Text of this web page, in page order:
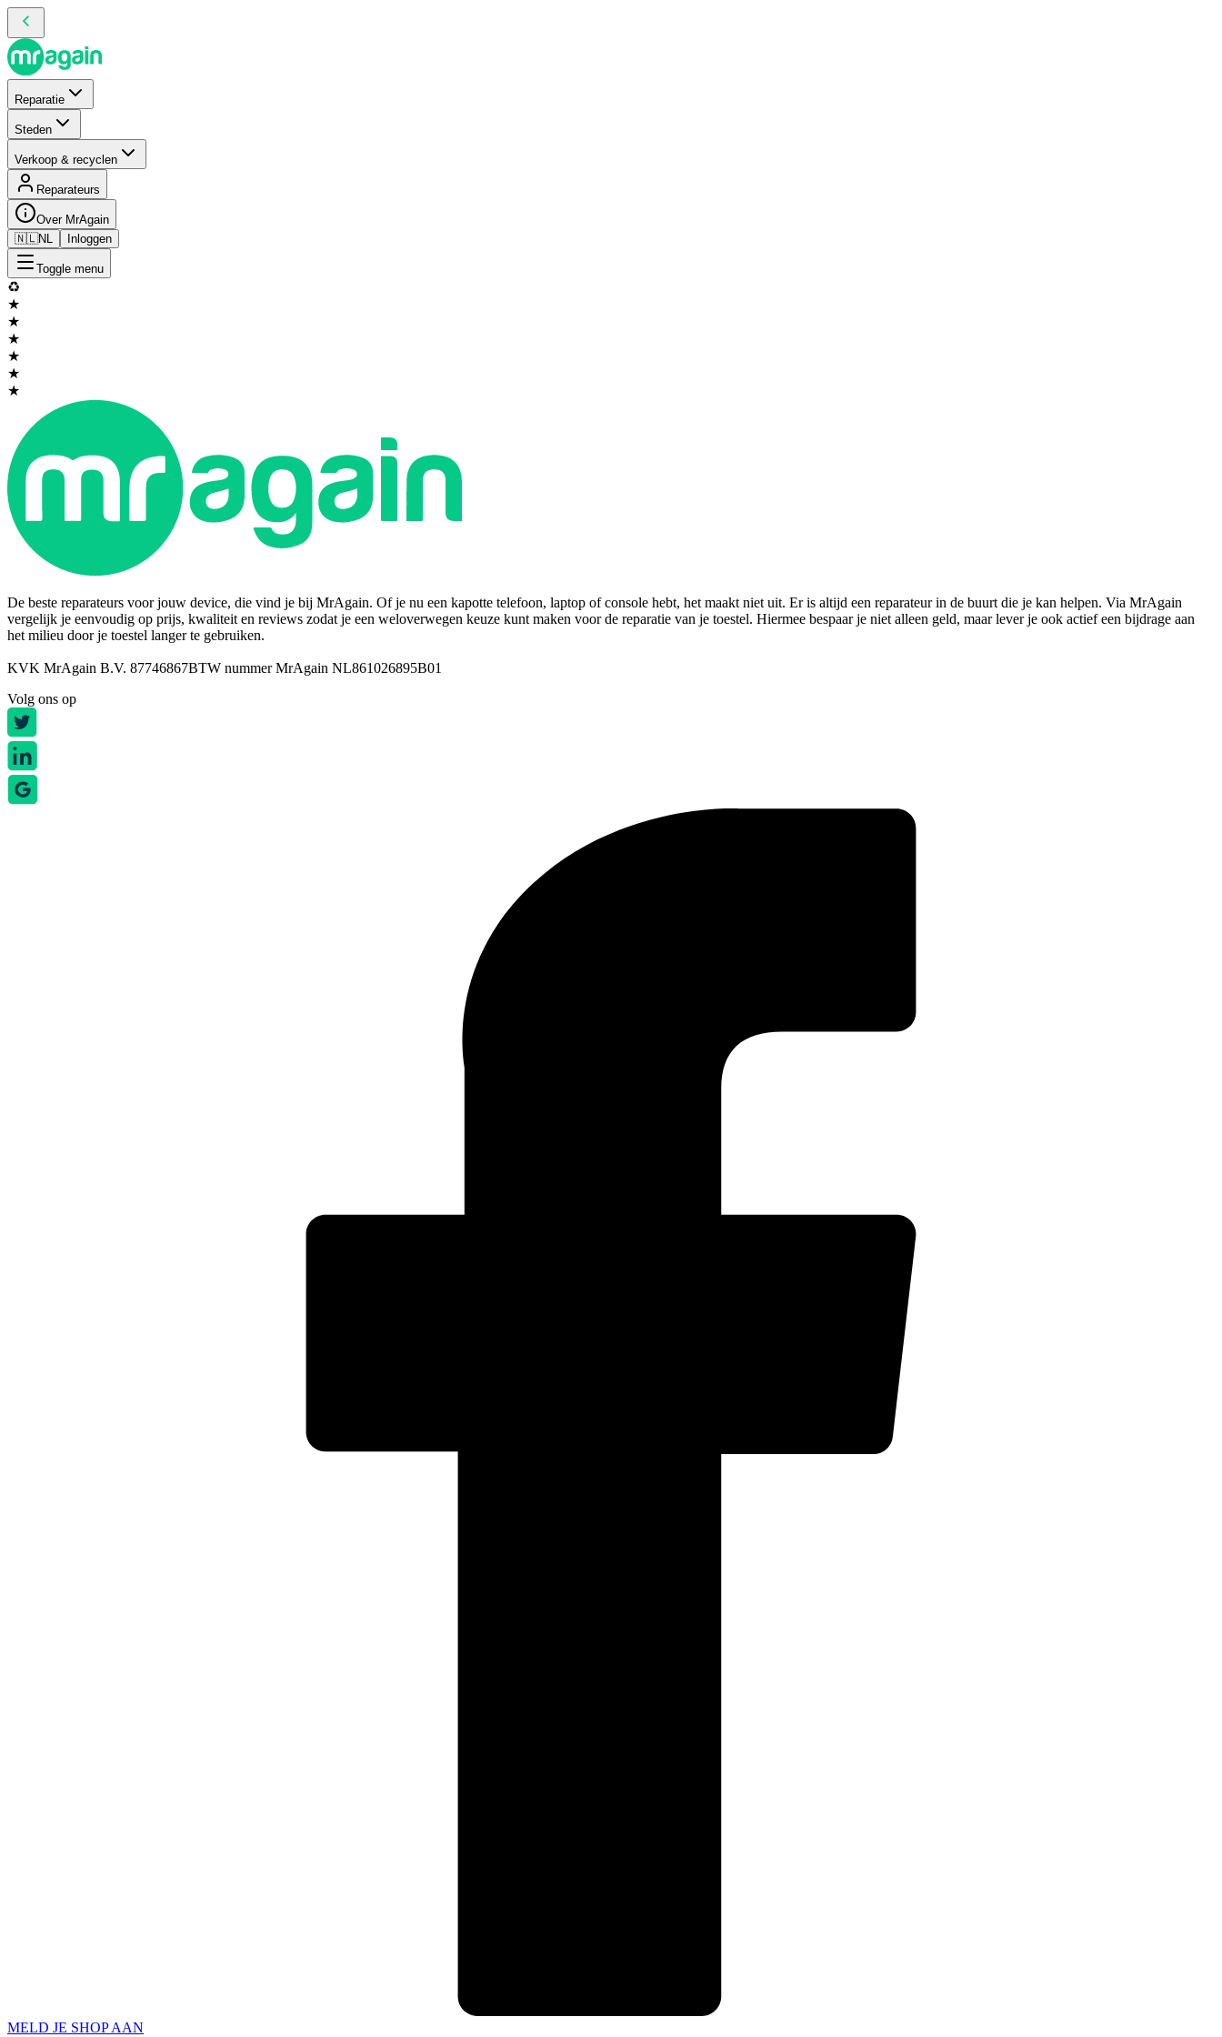
Reparatie
Steden
Verkoop & recyclen
Reparateurs
Over MrAgain
🇳🇱NL Inloggen
Toggle menu
♻️
★
★
★
★
★
★
De beste reparateurs voor jouw device, die vind je bij MrAgain. Of je nu een kapotte telefoon, laptop of console hebt, het maakt niet uit. Er is altijd een reparateur in de buurt die je kan helpen. Via MrAgain
vergelijk je eenvoudig op prijs, kwaliteit en reviews zodat je een weloverwegen keuze kunt maken voor de reparatie van je toestel. Hiermee bespaar je niet alleen geld, maar lever je ook actief een bijdrage aan
het milieu door je toestel langer te gebruiken.
KVK MrAgain B.V. 87746867BTW nummer MrAgain NL861026895B01
Volg ons op
MELD JE SHOP AAN